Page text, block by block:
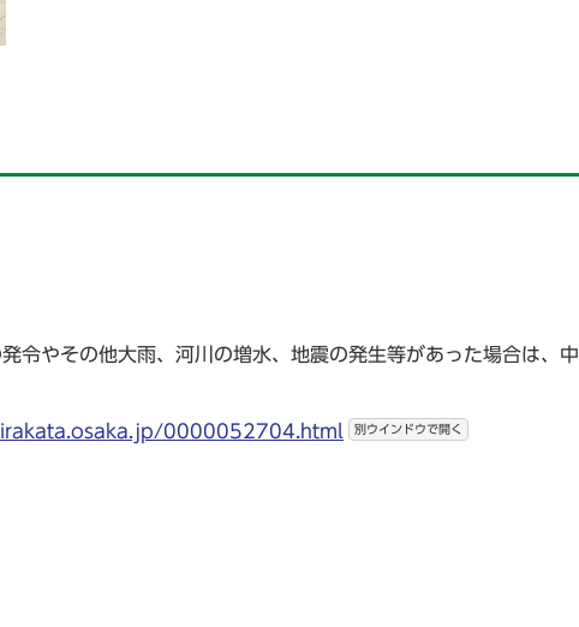
やその他大雨、河川の増水、地震の発生等があった場合は、中
0000052704.html 別ウインドウで開く